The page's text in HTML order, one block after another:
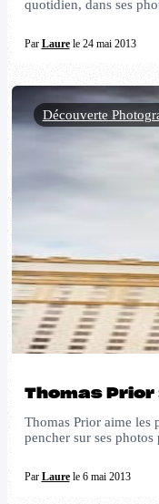
quotidien, dans ses
Par Laurele 24 mai 2013
Thomas
Thomas Prior aime les
pencher sur ses
Par Laurele 6 mai 2013
Découverte